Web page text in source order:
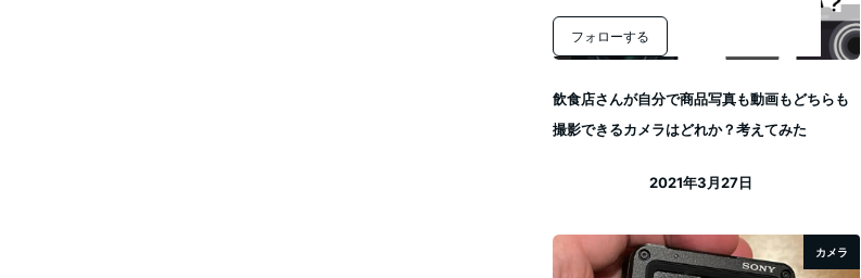
フォローする
飲食店さんが自分で商品写真も動画もどちらも
撮影できるカメラはどれか？考えてみた
2021年3月27日
カメラ